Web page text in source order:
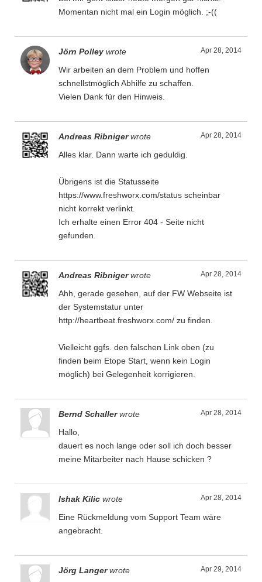
Momentan nicht mal ein Login möglich. ;-((
Apr 28, 2014
Jörn Polley wrote
Wir arbeiten an dem Problem und hoffen
schnellstmöglich Abhilfe zu schaffen.
Vielen Dank für den Hinweis.
Apr 28, 2014
Andreas Ribniger wrote
Alles klar. Dann warte ich geduldig.
Übrigens ist die Statusseite
https://www.freshworx.com/status scheinbar
nicht korrekt verlinkt.
Ich erhalte einen Error 404 - Seite nicht
gefunden.
Apr 28, 2014
Andreas Ribniger wrote
Ahh, gerade gesehen, auf der FW Webseite ist
der Systemstatur unter
http://heartbeat.freshworx.com/ zu finden.
Vielleicht ggfs. den falschen Link oben (zu
finden beim Etope Start, wenn kein Login
möglich) bei Gelegenheit korrigieren.
Apr 28, 2014
Bernd Schaller wrote
Hallo,
dauert es noch lange oder soll ich doch besser
meine Mitarbeiter nach Hause schicken ?
Apr 28, 2014
Ishak Kilic wrote
Eine Rückmeldung vom Support Team wäre
angebracht.
Apr 29, 2014
Jörg Langer wrote